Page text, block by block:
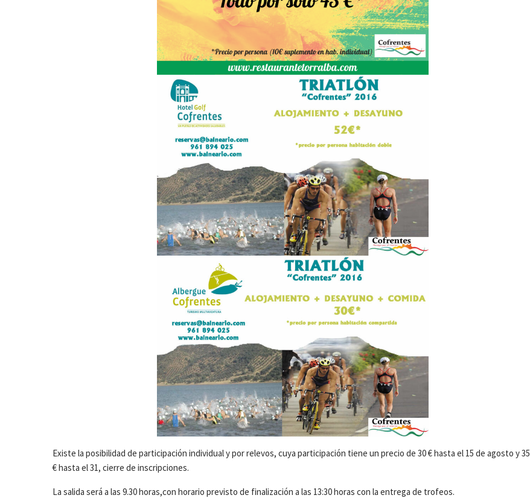
Existe la posibilidad de participación individual y por relevos, cuya participación tiene un precio de 30 € hasta el 15 de agosto y 35
€ hasta el 31, cierre de inscripciones.
La salida será a las 9.30 horas,con horario previsto de finalización a las 13:30 horas con la entrega de trofeos.